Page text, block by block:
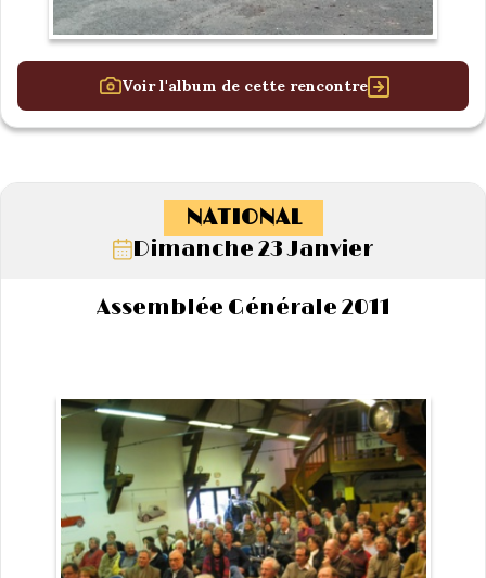
Voir l'album de cette rencontre
NATIONAL
Dimanche 23 Janvier
Assemblée Générale 2011